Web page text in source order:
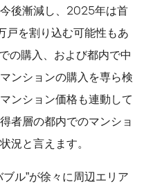
後漸減し、2025年は首
戸を割り込む可能性もあ
の購入、および都内で中
ンションの購入を専ら検
ンション価格も連動して
者層の都内でのマンショ
況と言えます。
ル”が徐々に周辺エリア